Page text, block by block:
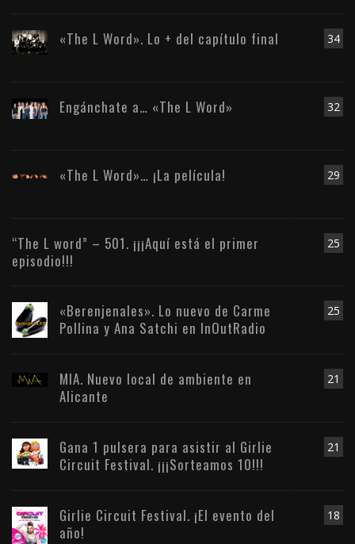
34
«The L Word». Lo + del capítulo final
32
Engánchate a… «The L Word»
29
«The L Word»… ¡La película!
25
“The L word” – 501. ¡¡¡Aquí está el primer
episodio!!!
25
«Berenjenales». Lo nuevo de Carme
Pollina y Ana Satchi en InOutRadio
21
MIA. Nuevo local de ambiente en
Alicante
21
Gana 1 pulsera para asistir al Girlie
Circuit Festival. ¡¡¡Sorteamos 10!!!
18
Girlie Circuit Festival. ¡El evento del
año!